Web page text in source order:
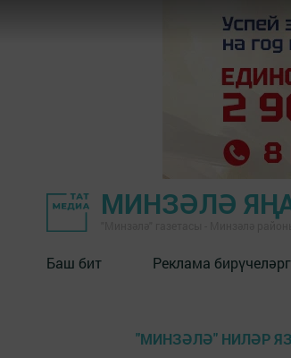
МИНЗӘЛӘ
Баш бит Реклама
"МИНЗӘЛӘ" НИЛӘР